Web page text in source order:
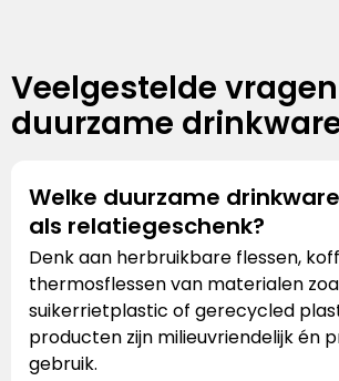
Veelgestelde
duurzame
Welke duurzame
als relatiegeschenk?
Denk aan herbruikbare flessen,
thermosflessen van materialen
suikerrietplastic of gerecycled
producten zijn milieuvriendelijk én
gebruik.